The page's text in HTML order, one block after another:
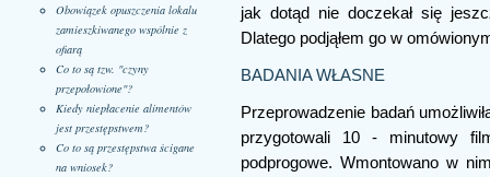
Obowiązek opuszczenia lokalu
zamieszkiwanego wspólnie z
ofiarą
Co to są tzw. "czyny
przepołowione"?
Kiedy niepłacenie alimentów
jest przestępstwem?
Co to są przestępstwa ścigane
na wniosek?
jak dotąd nie doczekał się
Dlatego podjąłem go w
BADANIA WŁASNE
Przeprowadzenie badań
przygotowali 10 - minutowy
podprogowe. Wmontowano w